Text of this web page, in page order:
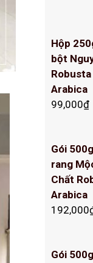
Hộp
bột
Arabica
99,000₫
Gói
rang
Chất
Arabica
192,000
Gói